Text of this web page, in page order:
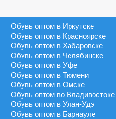
MEIGIANNAS
MEKO MELO
MIMOER
MOLO
MOMOTARI
NASIMUDA
NICOLETTA
41 - 45
41 - 46
45 - 50
46 - 48
46 - 49
46 - 50
Синий
Сиреневый
Темно-синий
Фиолетовый
Черный
Обувь оптом в Иркутске
Обувь оптом в Красноярске
Обувь оптом в Хабаровске
Обувь оптом в Челябинске
Обувь оптом в Уфе
Обувь оптом в Тюмени
Обувь оптом в Омске
Обувь оптом во Владивостоке
Обувь оптом в Улан-Удэ
Обувь оптом в Барнауле